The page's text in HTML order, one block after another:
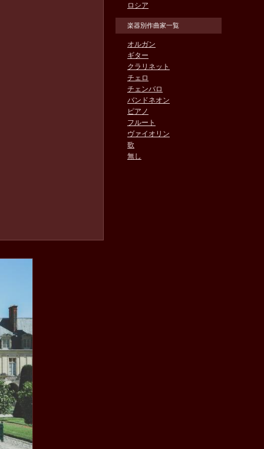
ロシア
楽器別作曲家一覧
オルガン
ギター
クラリネット
チェロ
チェンバロ
バンドネオン
ピアノ
フルート
ヴァイオリン
歌
無し